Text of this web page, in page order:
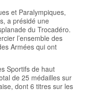
et Paralympiques,
a présidé une
du Trocadéro.
l’ensemble des
Armées qui ont
Sportifs de haut
de 25 médailles sur
dont 6 titres sur les